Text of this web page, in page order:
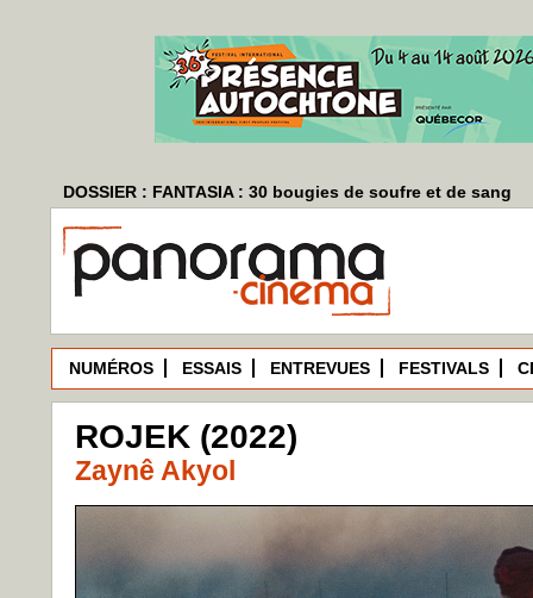
DOSSIER : FANTASIA : 30 bougies de soufre et de sang
NUMÉROS ESSAIS ENTREVUES FESTIVALS
ROJEK (2022)
Zaynê Akyol